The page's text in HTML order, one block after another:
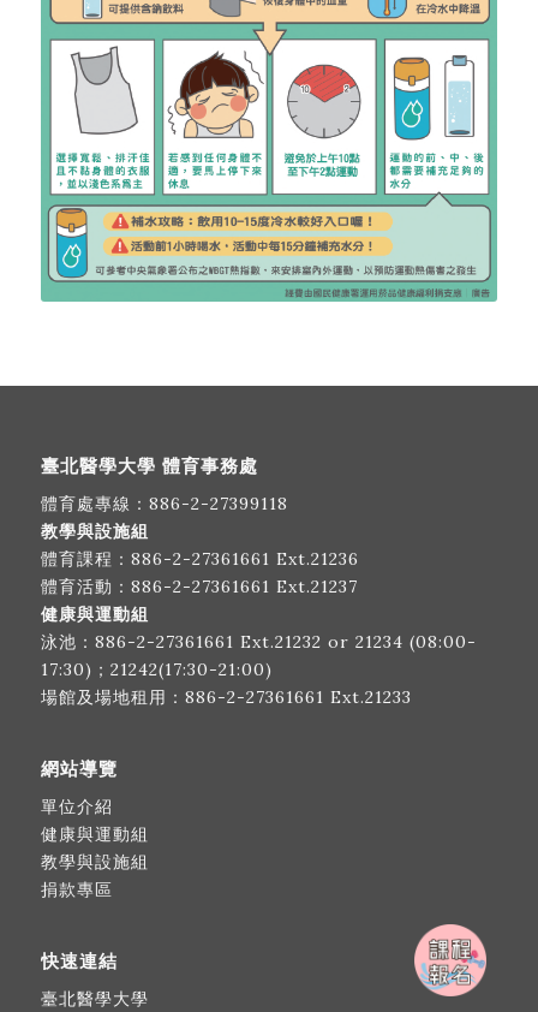
臺北醫學大學 體育事務處
體育處專線： 886-2-27399118
教學與設施組
體育課程： 886-2-27361661 Ext.21236
體育活動： 886-2-27361661 Ext.21237
健康與運動組
泳池： 886-2-27361661 Ext.21232 or 21234 (08:00-
17:30)；21242(17:30-21:00)
場館及場地租用： 886-2-27361661 Ext.21233
網站導覽
單位介紹
健康與運動組
教學與設施組
捐款專區
快速連結
臺北醫學大學